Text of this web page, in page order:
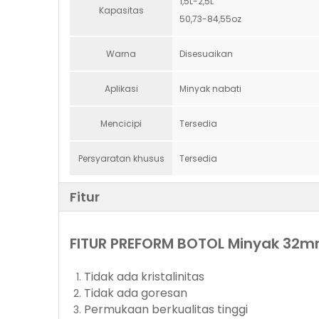
Kapasitas
50,73-84,55oz
Warna Disesuaikan
Aplikasi Minyak nabati
Mencicipi Tersedia
Persyaratan khusus Tersedia
Fitur
FITUR PREFORM BOTOL Minyak
Tidak ada kristalinitas
Tidak ada goresan
Permukaan berkualitas tinggi